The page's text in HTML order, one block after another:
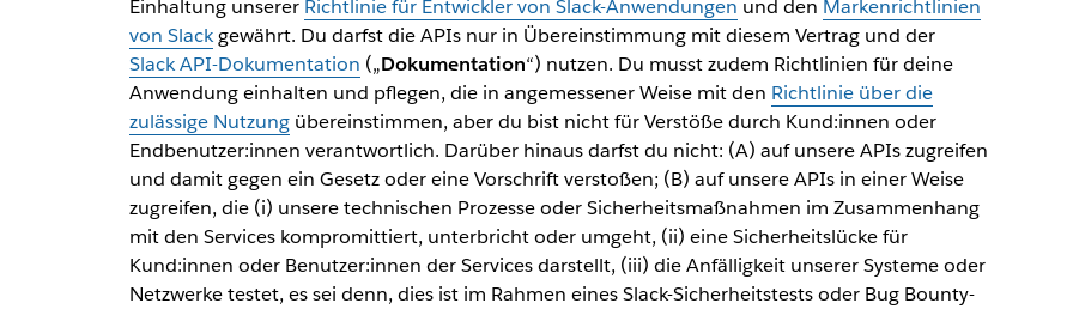
Einhaltung unserer Richtlinie für Entwickler von Slack-Anwendungen und den Markenrichtlinien
von Slackgewährt. Du darfst die APIs nur in Übereinstimmung mit diesem Vertrag und der
Slack API-Dokumentation („Dokumentation“) nutzen. Du musst zudem Richtlinien für deine
Anwendung einhalten und pflegen, die in angemessener Weise mit den Richtlinie über die
zulässige Nutzungübereinstimmen, aber du bist nicht für Verstöße durch Kund:innen oder
Endbenutzer:innen verantwortlich. Darüber hinaus darfst du nicht: (A) auf unsere APIs zugreifen
und damit gegen ein Gesetz oder eine Vorschrift verstoßen; (B) auf unsere APIs in einer Weise
zugreifen, die (i) unsere technischen Prozesse oder Sicherheitsmaßnahmen im Zusammenhang
mit den Services kompromittiert, unterbricht oder umgeht, (ii) eine Sicherheitslücke für
Kund:innen oder Benutzer:innen der Services darstellt, (iii) die Anfälligkeit unserer Systeme oder
Netzwerke testet, es sei denn, dies ist im Rahmen eines Slack-Sicherheitstests oder Bug Bounty-